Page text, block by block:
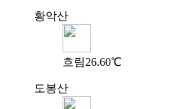
황악산
흐림26.60℃
도봉산